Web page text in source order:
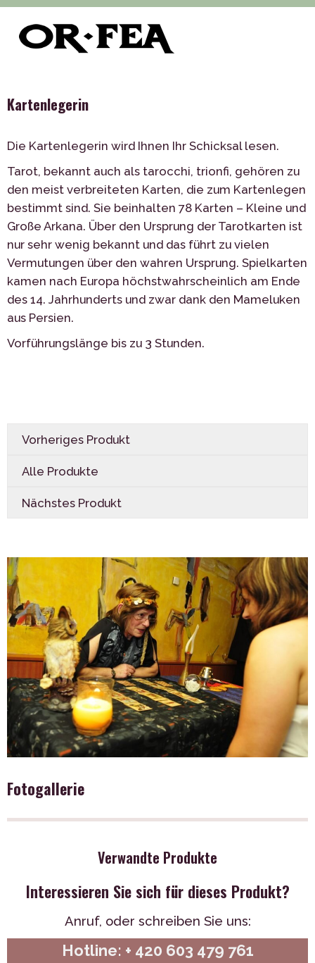
of-fea, programmzentrum > Služby
Interaktive Unterhaltung > Kartenlegerin
Fotogallerie
Kartenlegerin
Die Kartenlegerin wird Ihnen Ihr Schicksal lesen.
Tarot, bekannt auch als tarocchi, trionfi, gehören zu
den meist verbreiteten Karten, die zum Kartenlegen
bestimmt sind. Sie beinhalten 78 Karten – Kleine und
Große Arkana. Über den Ursprung der Tarotkarten ist
nur sehr wenig bekannt und das führt zu vielen
Vermutungen über den wahren Ursprung. Spielkarten
kamen nach Europa höchstwahrscheinlich am Ende
des 14. Jahrhunderts und zwar dank den Mameluken
aus Persien.
Vorführungslänge bis zu 3 Stunden.
Vorheriges Produkt
Alle Produkte
Nächstes Produkt
Verwandte Produkte
Interessieren Sie sich für dieses Produkt?
Anruf, oder schreiben Sie uns:
Hotline: + 420 603 479 761